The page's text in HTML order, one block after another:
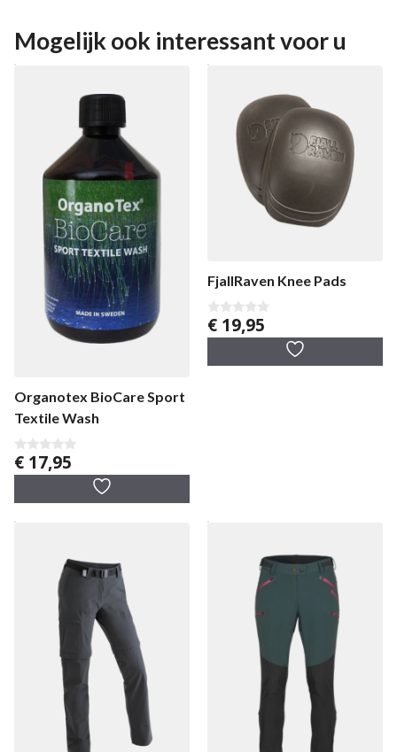
Mogelijk ook interessant voor u
Organotex BioCare Sport
Textile Wash
0
v
€ 17,95
FjallRaven Knee Pads
0
v
5
€ 19,95